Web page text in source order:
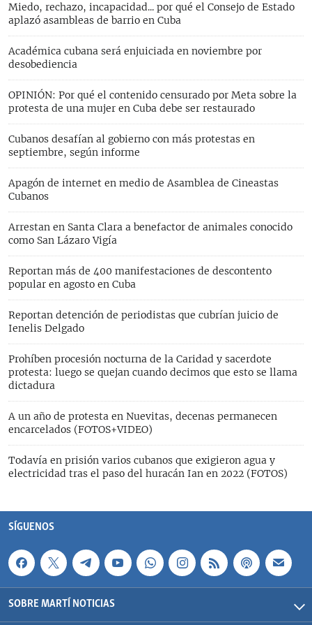
Miedo, rechazo, incapacidad... por qué el Consejo de Estado
aplazó asambleas de barrio en Cuba
Académica cubana será enjuiciada en noviembre por
desobediencia
OPINIÓN: Por qué el contenido censurado por Meta sobre la
protesta de una mujer en Cuba debe ser restaurado
Cubanos desafían al gobierno con más protestas en
septiembre, según informe
Apagón de internet en medio de Asamblea de Cineastas
Cubanos
Arrestan en Santa Clara a benefactor de animales conocido
como San Lázaro Vigía
Reportan más de 400 manifestaciones de descontento
popular en agosto en Cuba
Reportan detención de periodistas que cubrían juicio de
Ienelis Delgado
Prohíben procesión nocturna de la Caridad y sacerdote
protesta: luego se quejan cuando decimos que esto se llama
dictadura
A un año de protesta en Nuevitas, decenas permanecen
encarcelados (FOTOS+VIDEO)
Todavía en prisión varios cubanos que exigieron agua y
electricidad tras el paso del huracán Ian en 2022 (FOTOS)
SÍGUENOS
SOBRE MARTÍ NOTICIAS